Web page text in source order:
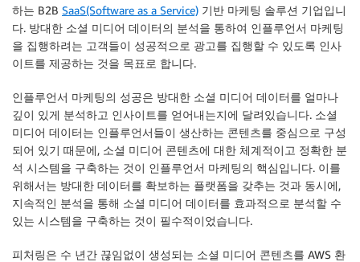
하는 B2B SaaS(Software as a Service) 기반 마케팅 솔루션 기업입니
다. 방대한 소셜 미디어 데이터의 분석을 통하여 인플루언서 마케팅
을 집행하려는 고객들이 성공적으로 광고를 집행할 수 있도록 인사
이트를 제공하는 것을 목표로 합니다.
인플루언서 마케팅의 성공은 방대한 소셜 미디어 데이터를 얼마나
깊이 있게 분석하고 인사이트를 얻어내는지에 달려있습니다. 소셜
미디어 데이터는 인플루언서들이 생산하는 콘텐츠를 중심으로 구성
되어 있기 때문에, 소셜 미디어 콘텐츠에 대한 체계적이고 정확한 분
석 시스템을 구축하는 것이 인플루언서 마케팅의 핵심입니다. 이를
위해서는 방대한 데이터를 확보하는 플랫폼을 갖추는 것과 동시에,
지속적인 분석을 통해 소셜 미디어 데이터를 효과적으로 분석할 수
있는 시스템을 구축하는 것이 필수적이었습니다.
피처링은 수 년간 끊임없이 생성되는 소셜 미디어 콘텐츠를 AWS 환